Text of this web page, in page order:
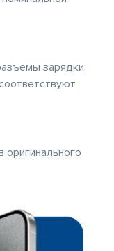
зарядки,
оригинального